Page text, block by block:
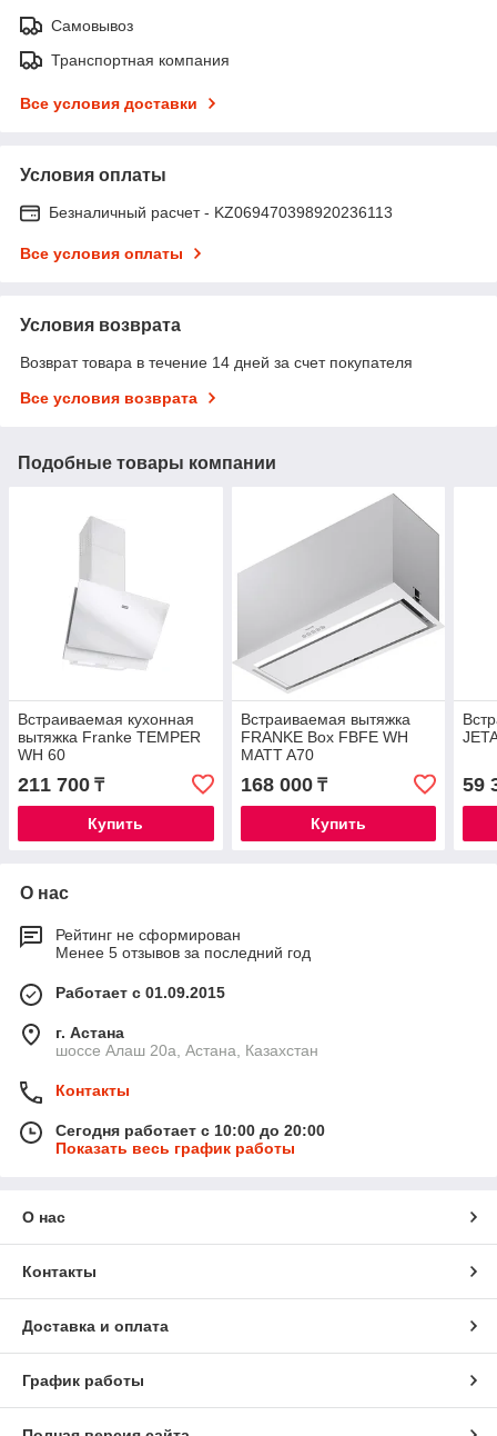
Самовывоз
Транспортная компания
Все условия доставки
Условия оплаты
Безналичный расчет - KZ069470398920236113
Все условия оплаты
Условия возврата
Возврат товара в течение 14 дней за счет покупателя
Все условия возврата
Подобные товары компании
Встраиваемая кухонная
вытяжка Franke TEMPER
WH 60
211 700 ₸
Купить
Встраиваемая вытяжка
FRANKE Box FBFE WH
MATT A70
168 000₸
Купить
59
О нас
Рейтинг не сформирован
Менее 5 отзывов за последний год
Работает с 01.09.2015
г. Астана
шоссе Алаш 20а, Астана, Казахстан
Контакты
Сегодня работает с 10:00 до 20:00
Показать весь график работы
О нас
Контакты
Доставка и оплата
График работы